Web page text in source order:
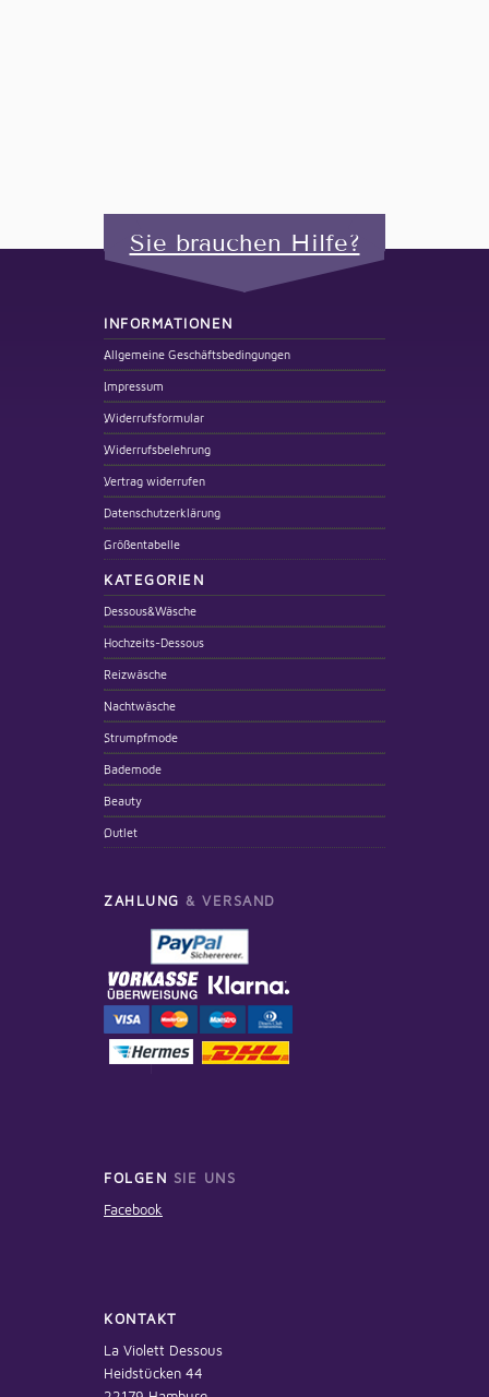
Sie brauchen Hilfe?
INFORMATIONEN
Allgemeine Geschäftsbedingungen
Impressum
Widerrufsformular
Widerrufsbelehrung
Vertrag widerrufen
Datenschutzerklärung
Größentabelle
KATEGORIEN
Dessous&Wäsche
Hochzeits-Dessous
Reizwäsche
Nachtwäsche
Strumpfmode
Bademode
Beauty
Outlet
ZAHLUNG & VERSAND
FOLGEN SIE UNS
Facebook
KONTAKT
La Violett Dessous
Heidstücken 44